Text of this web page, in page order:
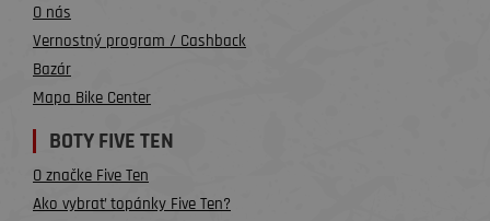
O nás
Vernostný program / Cashback
Bazár
Mapa Bike Center
BOTY FIVE TEN
O značke Five Ten
Ako vybrať topánky Five Ten?